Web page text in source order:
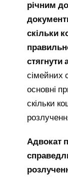
річним
скільки
стягнути
сімейних
основні
скільки
Адвокат